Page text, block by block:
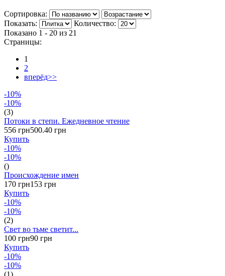
Сортировка:
Показать:
Количество:
Показано 1 - 20 из 21
Страницы:
1
2
вперёд>>
-10%
-10%
(3)
Потоки в степи. Ежедневное чтение
556 грн500.40 грн
Купить
-10%
-10%
()
Происхождение имен
170 грн153 грн
Купить
-10%
-10%
(2)
Свет во тьме светит...
100 грн90 грн
Купить
-10%
-10%